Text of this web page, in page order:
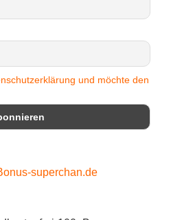
und möchte den